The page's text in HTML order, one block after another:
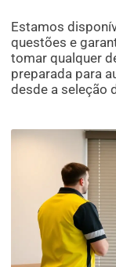
Estamos
questões e
tomar qualquer
preparada para
desde a seleção